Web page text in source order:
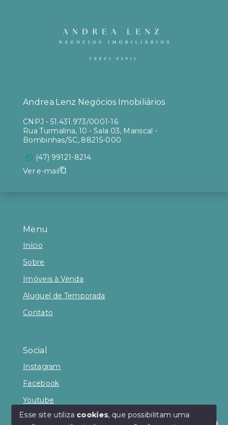
Menu
Início
Sobre
Imóveis à Venda
Aluguel de Temporada
Contato
Social
Instagram
Facebook
Youtube
Andrea Lenz Negócios Imobiliários
CNPJ - 51.431.973/0001-16
Rua Turmalina, 10 - Sala 03, Mariscal -
Bombinhas/SC, 88215-000
(47) 99121-8214
Ver e-mail
Esse site utiliza cookies, que possibilitam uma